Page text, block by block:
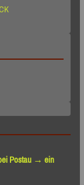
Postau → ein